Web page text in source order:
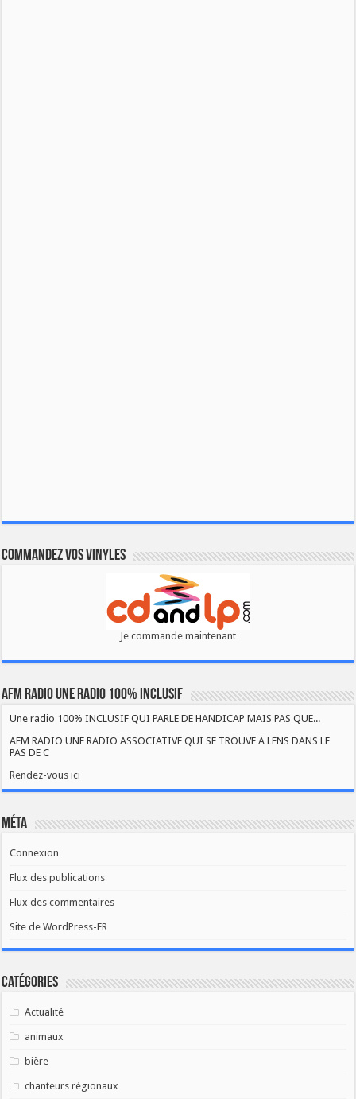
Commandez vos vinyles
Je commande maintenant
AFM RADIO UNE RADIO 100% INCLUSIF
Une radio 100% INCLUSIF QUI PARLE DE HANDICAP MAIS PAS QUE...
AFM RADIO UNE RADIO ASSOCIATIVE QUI SE TROUVE A LENS DANS LE
PAS DE C
Rendez-vous ici
Méta
Connexion
Flux des publications
Flux des commentaires
Site de WordPress-FR
Catégories
Actualité
animaux
bière
chanteurs régionaux